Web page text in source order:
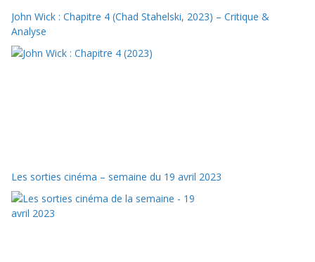
John Wick : Chapitre 4 (Chad Stahelski, 2023) – Critique &
Analyse
Les sorties cinéma – semaine du 19 avril 2023